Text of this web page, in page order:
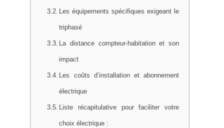
Les équipements spécifiques exigeant le
triphasé
La distance compteur-habitation et son
impact
Les coûts d’installation et abonnement
électrique
Liste récapitulative pour faciliter votre
choix électrique :